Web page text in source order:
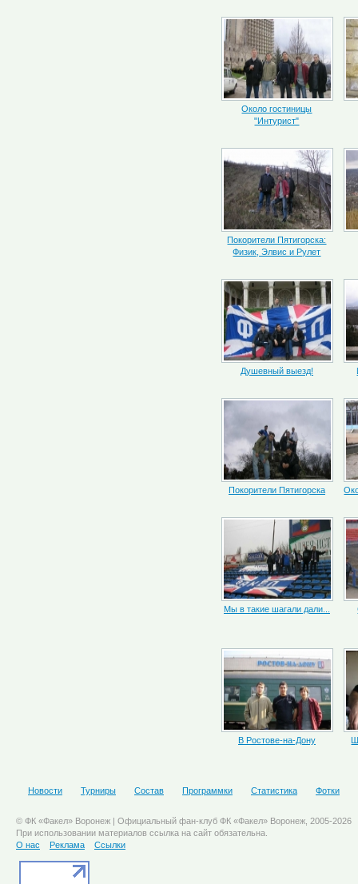
Около гостиницы
"Интурист"
Покорители Пятигорска:
Физик, Элвис и Рулет
Душевный выезд!
Покорители Пятигорска
Мы в такие шагали дали...
В Ростове-на-Дону
Новости Турниры Состав Программки Статистика Фотки
© ФК «Факел» Воронеж | Официальный фан-клуб ФК «Факел» Воронеж, 2005-2026
При использовании материалов ссылка на сайт обязательна.
О нас
Реклама Ссылки